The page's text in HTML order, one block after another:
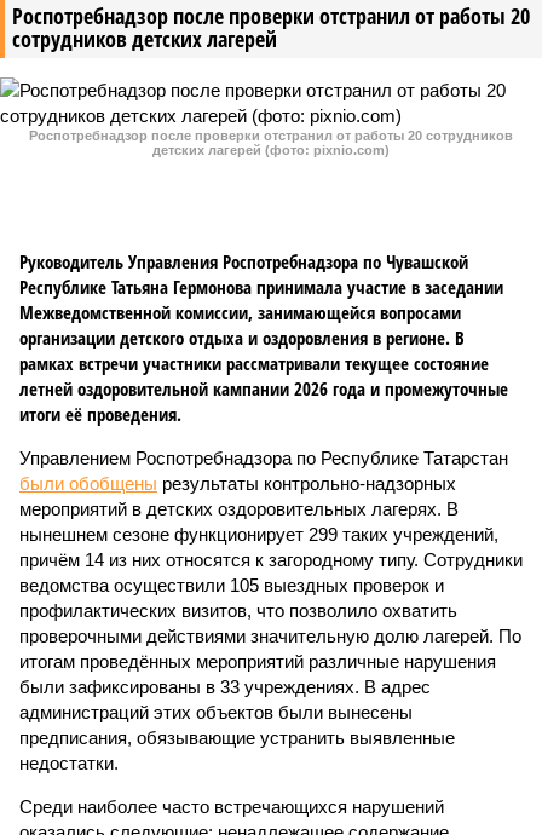
Роспотребнадзор после проверки отстранил от работы 20
сотрудников детских лагерей
Роспотребнадзор после проверки отстранил от работы 20 сотрудников
детских лагерей (фото: pixnio.com)
Руководитель Управления Роспотребнадзора по Чувашской
Республике Татьяна Гермонова принимала участие в заседании
Межведомственной комиссии, занимающейся вопросами
организации детского отдыха и оздоровления в регионе. В
рамках встречи участники рассматривали текущее состояние
летней оздоровительной кампании 2026 года и промежуточные
итоги её проведения.
Управлением Роспотребнадзора по Республике Татарстан
были обобщены результаты контрольно-надзорных
мероприятий в детских оздоровительных лагерях. В
нынешнем сезоне функционирует 299 таких учреждений,
причём 14 из них относятся к загородному типу. Сотрудники
ведомства осуществили 105 выездных проверок и
профилактических визитов, что позволило охватить
проверочными действиями значительную долю лагерей. По
итогам проведённых мероприятий различные нарушения
были зафиксированы в 33 учреждениях. В адрес
администраций этих объектов были вынесены
предписания, обязывающие устранить выявленные
недостатки.
Среди наиболее часто встречающихся нарушений